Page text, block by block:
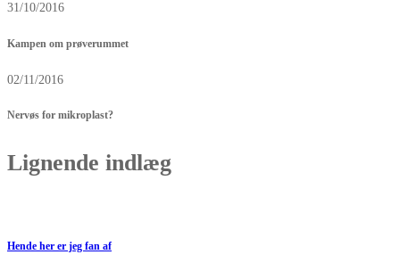
31/10/2016
Kampen om prøverummet
02/11/2016
Nervøs for mikroplast?
Lignende indlæg
Hende her er jeg fan af